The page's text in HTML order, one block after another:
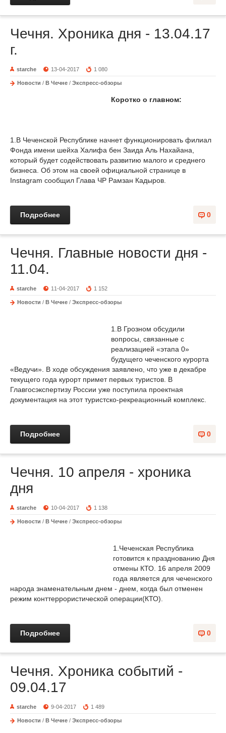
Чечня. Хроника дня - 13.04.17
г.
starche 13-04-2017 1 080
Новости / В Чечне / Экспресс-обзоры
Коротко о главном:
1.В Чеченской Республике начнет функционировать филиал
Фонда имени шейха Халифа бен Заида Аль Нахайана,
который будет содействовать развитию малого и среднего
бизнеса. Об этом на своей официальной странице в
Instagram сообщил Глава ЧР Рамзан Кадыров.
0
Подробнее
Чечня. Главные новости дня -
11.04.
starche 11-04-2017 1 152
Новости / В Чечне / Экспресс-обзоры
1.В Грозном обсудили
вопросы, связанные с
реализацией «этапа 0»
будущего чеченского курорта
«Ведучи». В ходе обсуждения заявлено, что уже в декабре
текущего года курорт примет первых туристов. В
Главгосэкспертизу России уже поступила проектная
документация на этот туристско-рекреационный комплекс.
0
Подробнее
Чечня. 10 апреля - хроника
дня
starche 10-04-2017 1 138
Новости / В Чечне / Экспресс-обзоры
1.Чеченская Республика
готовится к празднованию Дня
отмены КТО. 16 апреля 2009
года является для чеченского
народа знаменательным днем - днем, когда был отменен
режим конттеррористической операции(КТО).
0
Подробнее
Чечня. Хроника событий -
09.04.17
starche 9-04-2017 1 489
Новости / В Чечне / Экспресс-обзоры